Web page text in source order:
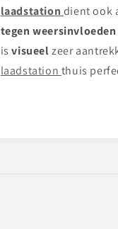
laadstation dient ook
tegen
isvisueelzeer
laadstation thuis